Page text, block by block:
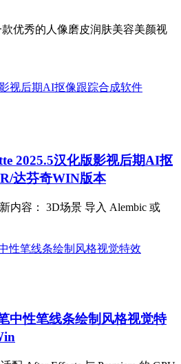
优秀的人像磨皮润肤美容美颜视
2025.5汉化版影视后期AI抠
达芬奇WIN版本
内容： 3D场景 导入 Alembic 或
中性笔线条绘制风格视觉特